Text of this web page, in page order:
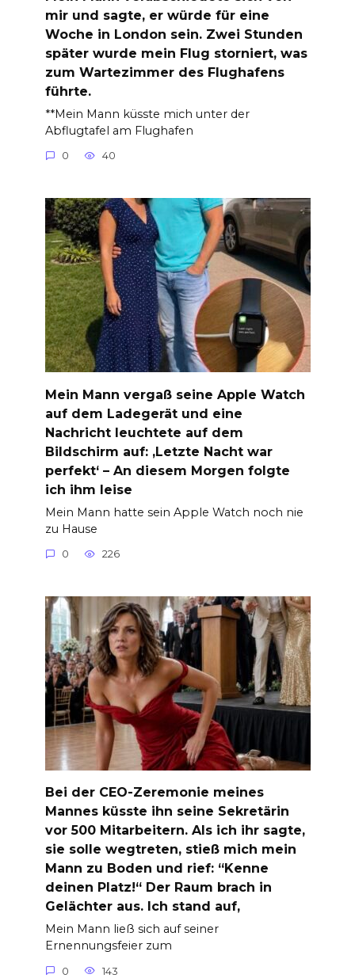
mir und sagte, er würde für eine
Woche in London sein. Zwei Stunden
später wurde mein Flug storniert, was
zum Wartezimmer des Flughafens
führte.
**Mein Mann küsste mich unter der
Abflugtafel am Flughafen
0 40
Mein Mann vergaß seine Apple Watch
auf dem Ladegerät und eine
Nachricht leuchtete auf dem
Bildschirm auf: ‚Letzte Nacht war
perfekt‘ – An diesem Morgen folgte
ich ihm leise
Mein Mann hatte sein Apple Watch noch nie
zu Hause
0 226
Bei der CEO-Zeremonie meines
Mannes küsste ihn seine Sekretärin
vor 500 Mitarbeitern. Als ich ihr sagte,
sie solle wegtreten, stieß mich mein
Mann zu Boden und rief: “Kenne
deinen Platz!“ Der Raum brach in
Gelächter aus. Ich stand auf,
Mein Mann ließ sich auf seiner
Ernennungsfeier zum
0 143